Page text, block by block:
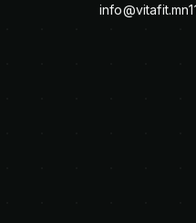
info@vitafit.mn